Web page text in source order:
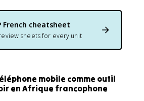
French cheatsheet
sheets for every unit
mobile comme outil
en Afrique francophone